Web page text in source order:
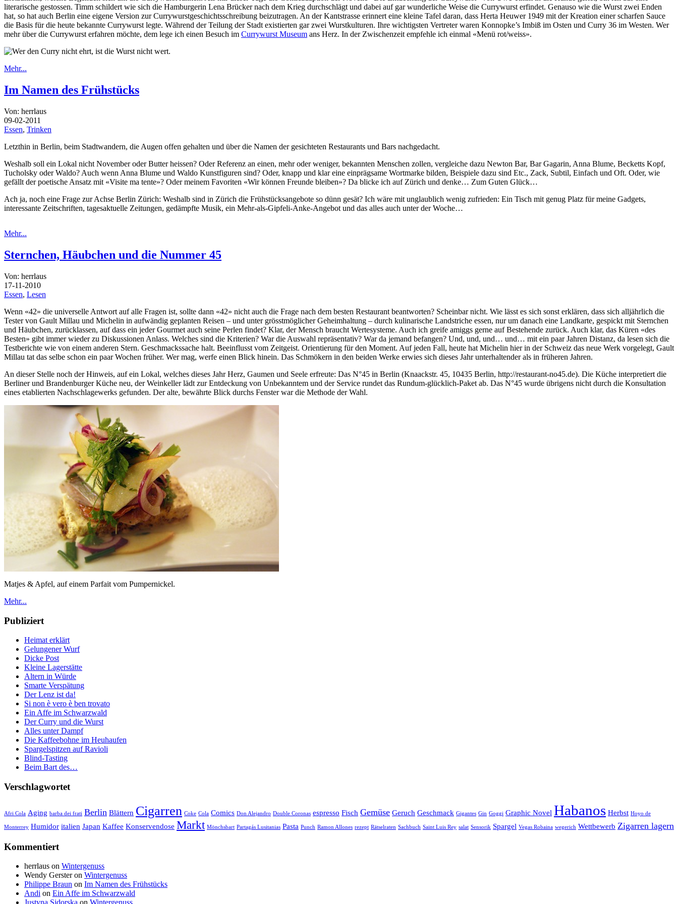
literarische gestossen. Timm schildert wie sich die Hamburgerin Lena Brücker nach dem Krieg durchschlägt und dabei auf gar wunderliche Weise die Currywurst erfindet. Genauso wie die Wurst zwei Enden
hat, so hat auch Berlin eine eigene Version zur Currywurstgeschichtsschreibung beizutragen. An der Kantstrasse erinnert eine kleine Tafel daran, dass Herta Heuwer 1949 mit der Kreation einer scharfen Sauce
die Basis für die heute bekannte Currywurst legte. Während der Teilung der Stadt existierten gar zwei Wurstkulturen. Ihre wichtigsten Vertreter waren Konnopke’s Imbiß im Osten und Curry 36 im Westen. Wer
mehr über die Currywurst erfahren möchte, dem lege ich einen Besuch im Currywurst Museum ans Herz. In der Zwischenzeit empfehle ich einmal «Menü rot/weiss».
Mehr...
Im Namen des Frühstücks
Von: herrlaus
09-02-2011
Essen, Trinken
Letzthin in Berlin, beim Stadtwandern, die Augen offen gehalten und über die Namen der gesichteten Restaurants und Bars nachgedacht.
Weshalb soll ein Lokal nicht November oder Butter heissen? Oder Referenz an einen, mehr oder weniger, bekannten Menschen zollen, vergleiche dazu Newton Bar, Bar Gagarin, Anna Blume, Becketts Kopf,
Tucholsky oder Waldo? Auch wenn Anna Blume und Waldo Kunstfiguren sind? Oder, knapp und klar eine einprägsame Wortmarke bilden, Beispiele dazu sind Etc., Zack, Subtil, Einfach und Oft. Oder, wie
gefällt der poetische Ansatz mit «Visite ma tente»? Oder meinem Favoriten «Wir können Freunde bleiben»? Da blicke ich auf Zürich und denke… Zum Guten Glück…
Ach ja, noch eine Frage zur Achse Berlin Zürich: Weshalb sind in Zürich die Frühstücksangebote so dünn gesät? Ich wäre mit unglaublich wenig zufrieden: Ein Tisch mit genug Platz für meine Gadgets,
interessante Zeitschriften, tagesaktuelle Zeitungen, gedämpfte Musik, ein Mehr-als-Gipfeli-Anke-Angebot und das alles auch unter der Woche…
Mehr...
Sternchen, Häubchen und die Nummer 45
Von: herrlaus
17-11-2010
Essen, Lesen
Wenn «42» die universelle Antwort auf alle Fragen ist, sollte dann «42» nicht auch die Frage nach dem besten Restaurant beantworten? Scheinbar nicht. Wie lässt es sich sonst erklären, dass sich alljährlich die
Tester von Gault Millau und Michelin in aufwändig geplanten Reisen – und unter grösstmöglicher Geheimhaltung – durch kulinarische Landstriche essen, nur um danach eine Landkarte, gespickt mit Sternchen
und Häubchen, zurücklassen, auf dass ein jeder Gourmet auch seine Perlen findet? Klar, der Mensch braucht Wertesysteme. Auch ich greife amiggs gerne auf Bestehende zurück. Auch klar, das Küren «des
Besten» gibt immer wieder zu Diskussionen Anlass. Welches sind die Kriterien? War die Auswahl repräsentativ? War da jemand befangen? Und, und, und… und… mit ein paar Jahren Distanz, da lesen sich die
Testberichte wie von einem anderen Stern. Geschmackssache halt. Beeinflusst vom Zeitgeist. Orientierung für den Moment. Auf jeden Fall, heute hat Michelin hier in der Schweiz das neue Werk vorgelegt, Gault
Millau tat das selbe schon ein paar Wochen früher. Wer mag, werfe einen Blick hinein. Das Schmökern in den beiden Werke erwies sich dieses Jahr unterhaltender als in früheren Jahren.
An dieser Stelle noch der Hinweis, auf ein Lokal, welches dieses Jahr Herz, Gaumen und Seele erfreute: Das N°45 in Berlin (Knaackstr. 45, 10435 Berlin, http://restaurant-no45.de). Die Küche interpretiert die
Berliner und Brandenburger Küche neu, der Weinkeller lädt zur Entdeckung von Unbekanntem und der Service rundet das Rundum-glücklich-Paket ab. Das N°45 wurde übrigens nicht durch die Konsultation
eines etablierten Nachschlagewerks gefunden. Der alte, bewährte Blick durchs Fenster war die Methode der Wahl.
Matjes & Apfel, auf einem Parfait vom Pumpernickel.
Mehr...
Publiziert
Heimat erklärt
Gelungener Wurf
Dicke Post
Kleine Lagerstätte
Altern in Würde
Smarte Verspätung
Der Lenz ist da!
Si non è vero è ben trovato
Ein Affe im Schwarzwald
Der Curry und die Wurst
Alles unter Dampf
Die Kaffeebohne im Heuhaufen
Spargelspitzen auf Ravioli
Blind-Tasting
Beim Bart des…
Verschlagwortet
Afri Cola Aging barba dei frati Berlin Blättern Cigarren Coke Cola Comics Don Alejandro Double Coronas espresso Fisch Gemüse Geruch Geschmack Gigantes Gin Goggi Graphic Novel Habanos Herbst Hoyo de
Monterrey Humidor italien Japan Kaffee Konservendose Markt Mönchsbart Partagás Lusitanias Pasta Punch Ramon Allones rezept Rätselraten Sachbuch Saint Luis Rey salat Sensorik Spargel Vegas Robaina wegerich Wettbewerb Zigarren lagern
Kommentiert
herrlaus on Wintergenuss
Wendy Gersteron Wintergenuss
Philippe Braun on Im Namen des Frühstücks
Andi on Ein Affe im Schwarzwald